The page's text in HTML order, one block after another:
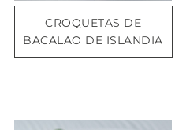
CROQUETAS DE
BACALAO DE ISLANDIA